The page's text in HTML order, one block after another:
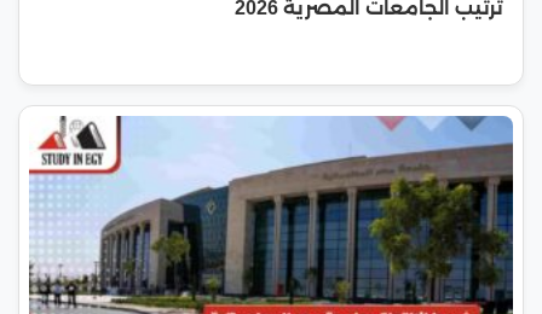
ترتيب الجامعات المصرية 2026